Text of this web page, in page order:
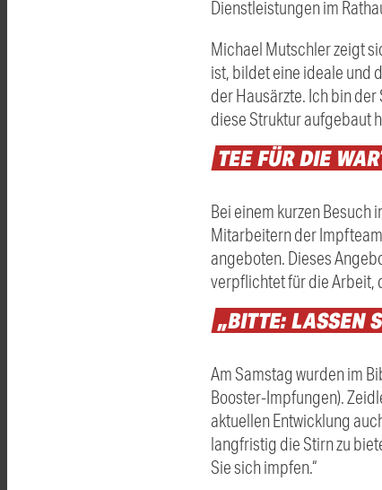
Dienstleistungen im
Michael Mutschler zeigt
ist, bildet eine ideale und
der Hausärzte. Ich bin
diese Struktur aufgebaut
TEEFÜRDIE
Bei einem kurzen
Mitarbeitern der
angeboten. Dieses
verpflichtet für die Arbeit,
„BITTE:LASSEN
Am Samstag wurden im
Booster-Impfungen).
aktuellen Entwicklung
langfristig die Stirn zu
Sie sich impfen.“